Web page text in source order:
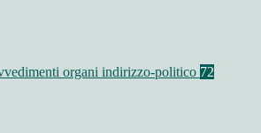
organi indirizzo-politico 72